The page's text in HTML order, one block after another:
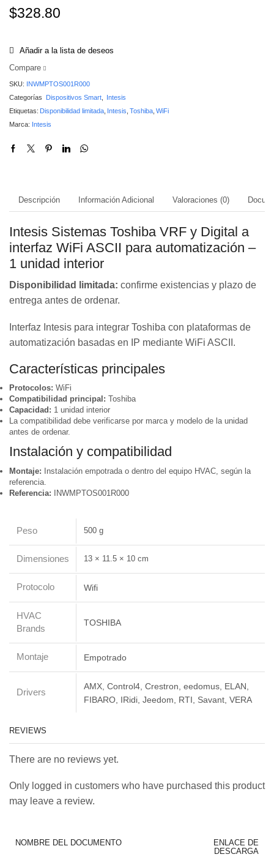
$328.80
Añadir a la lista de deseos
Compare
SKU: INWMPTOS001R000
Categorías
Dispositivos Smart
Intesis
Etiquetas: Disponibilidad limitada Intesis Toshiba WiFi
Marca: Intesis
Descripción Información Adicional Valoraciones (0)
Intesis Sistemas Toshiba VRF y Digital a
interfaz WiFi ASCII para automatización –
1 unidad interior
Disponibilidad limitada: confirme existencias y plazo de
entrega antes de ordenar.
Interfaz Intesis para integrar Toshiba con plataformas de
automatización basadas en IP mediante WiFi ASCII.
Características principales
Protocolos: WiFi
Compatibilidad principal: Toshiba
Capacidad: 1 unidad interior
La compatibilidad debe verificarse por marca y modelo de la unidad
antes de ordenar.
Instalación y compatibilidad
Montaje: Instalación empotrada o dentro del equipo HVAC, según la
referencia.
Referencia: INWMPTOS001R000
Peso 500 g
Dimensiones 13 × 11.5 × 10 cm
Protocolo Wifi
HVAC
Brands
TOSHIBA
Montaje Empotrado
Drivers
AMX, Control4, Crestron, eedomus, ELAN,
FIBARO, IRidi, Jeedom, RTI, Savant, VERA
REVIEWS
There are no reviews yet.
Only logged in customers who have purchased this product
may leave a review.
NOMBRE DEL DOCUMENTO
ENLACE DE
DESCARGA